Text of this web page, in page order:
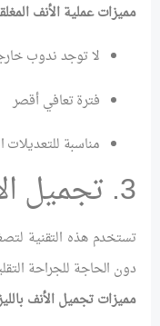
مميزات عملية الأنف
لا توجد ندوب
فترة تعافي أقصر
مناسبة للتعديلات
3. تجميل الأنف بالليزر
تستخدم هذه التقنية
دون الحاجة للجراحة
مميزات تجميل الأنف